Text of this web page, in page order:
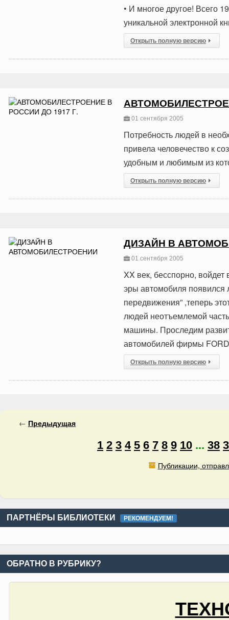
• И многое другое! Всего
уникальной электронной
Открыть полную версию
01 сентября 2005
Потребность людей в
привела человечество к
удобным и любимым из
Открыть полную версию
ДИЗАЙН В
01 сентября 2005
XX век, бесспорно,
эры автомобиля появился
передвижения” ,теперь
людей неотъемлемой
машины. Проследим
автомобилей фирмы
Открыть полную версию
← Предыдущая
1 2 3 4 5 6 7 8 9 10 ... 38
Публикации,
ПАРТНЁРЫ БИБЛИОТЕКИ РЕКОМЕНДУЕМ!
ОБРАТНО В РУБРИКУ?